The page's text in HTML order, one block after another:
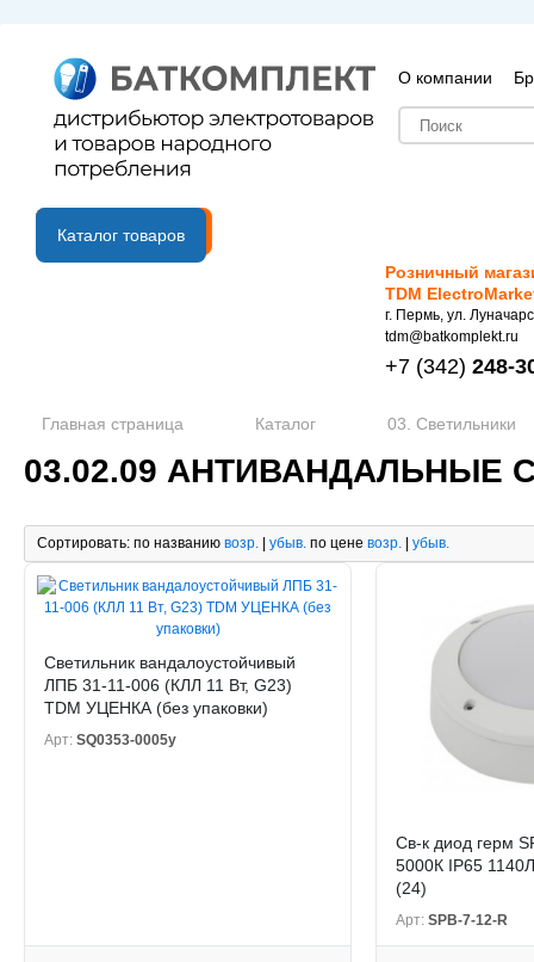
О компании
B2B портал
Каталог товаров
Розничный
TDM
г. Пермь, ул.
tdm@batkomplekt.ru
+7 (342) 248-
Главная страница Каталог 03. Светильники
03.02.09 АНТИВАНДАЛЬНЫЕ
Сортировать: по названию возр. | убыв. по цене возр. | убыв.
Светильник вандалоустойчивый
ЛПБ 31-11-006 (КЛЛ 11 Вт, G23)
TDM УЦЕНКА (без упаковки)
Арт: SQ0353-0005у
Св-к диод герм
5000К IP65
(24)
Арт: SPB-7-12-R